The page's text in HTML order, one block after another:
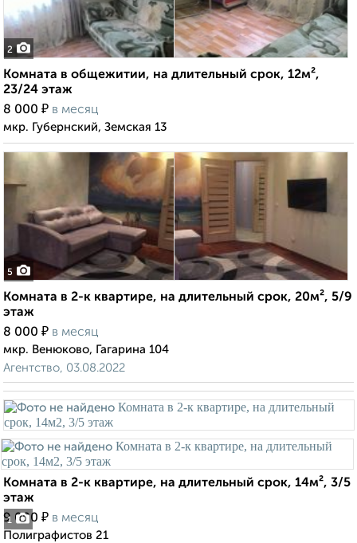
2
Комната в общежитии, на длительный срок, 12м²,
23/24 этаж
8 000 ₽ в месяц
мкр. Губернский, Земская 13
5
Комната в 2-к квартире, на длительный срок, 20м², 5/9
этаж
8 000 ₽ в месяц
мкр. Венюково, Гагарина 104
Агентство, 03.08.2022
1
Комната в 2-к квартире, на длительный срок, 14м², 3/5
этаж
9 000 ₽ в месяц
Полиграфистов 21